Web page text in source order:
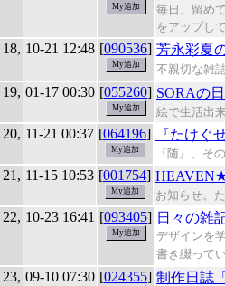
毎日、留め
をアップし
18, 10-21 12:48 [090536] 芳永彩夏
不親切な雑
19, 01-17 00:30 [055260] SORAの
絵で生活出
20, 11-21 00:37 [064196] 『たけぐ
『随』、そ
21, 11-15 10:53 [001754]
お知らせ。
22, 10-23 16:41 [093405] 日々の雑
デザインを
書き綴って
23, 09-10 07:30 [024355] 制作日誌